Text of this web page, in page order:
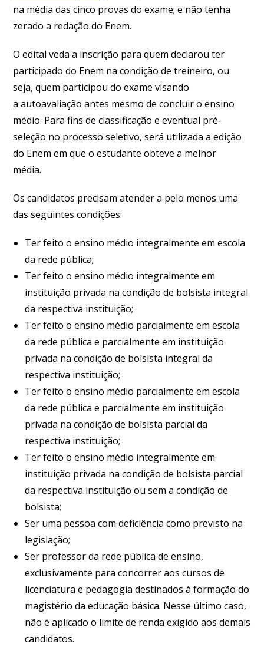
na média das cinco provas do exame; e não tenha
zerado a redação do Enem.
O edital veda a inscrição para quem declarou ter
participado do Enem na condição de treineiro, ou
seja, quem participou do exame visando
a autoavaliação antes mesmo de concluir o ensino
médio. Para fins de classificação e eventual pré-
seleção no processo seletivo, será utilizada a edição
do Enem em que o estudante obteve a melhor
média.
Os candidatos precisam atender a pelo menos uma
das seguintes condições:
Ter feito o ensino médio integralmente em escola
da rede pública;
Ter feito o ensino médio integralmente em
instituição privada na condição de bolsista integral
da respectiva instituição;
Ter feito o ensino médio parcialmente em escola
da rede pública e parcialmente em instituição
privada na condição de bolsista integral da
respectiva instituição;
Ter feito o ensino médio parcialmente em escola
da rede pública e parcialmente em instituição
privada na condição de bolsista parcial da
respectiva instituição;
Ter feito o ensino médio integralmente em
instituição privada na condição de bolsista parcial
da respectiva instituição ou sem a condição de
bolsista;
Ser uma pessoa com deficiência como previsto na
legislação;
Ser professor da rede pública de ensino,
exclusivamente para concorrer aos cursos de
licenciatura e pedagogia destinados à formação do
magistério da educação básica. Nesse último caso,
não é aplicado o limite de renda exigido aos demais
candidatos.